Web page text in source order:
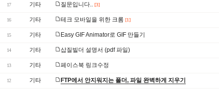
17 기타 질문입니다.. [3]
16 기타 테크 모바일을 위한 크롬 [1]
15 기타 Easy GIF Animator로 GIF 만들기
14 기타 삽질빌더 설명서 (pdf 파일)
13 기타 페이스북 링크수정
12 기타 FTP에서 안지워지는 폴더, 파일 완벽하게 지우기